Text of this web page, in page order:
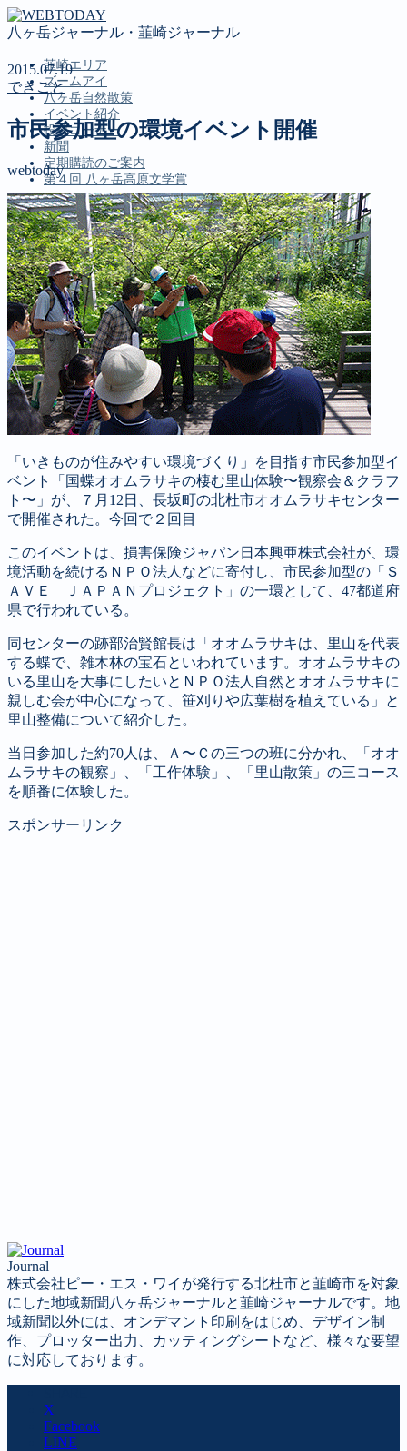
八ヶ岳ジャーナル・韮崎ジャーナル
韮崎エリア
ズームアイ
八ヶ岳自然散策
イベント紹介
投稿コーナー
新聞
定期購読のご案内
第４回 八ヶ岳高原文学賞
MENU
韮崎エリア
ズームアイ
八ヶ岳自然散策
イベント紹介
投稿コーナー
新聞
定期購読のご案内
第４回 八ヶ岳高原文学賞
2015.07.19
できごと
市民参加型の環境イベント開催
webtoday
「いきものが住みやすい環境づくり」を目指す市民参加型イ
ベント「国蝶オオムラサキの棲む里山体験〜観察会＆クラフ
ト〜」が、７月12日、長坂町の北杜市オオムラサキセンター
で開催された。今回で２回目
このイベントは、損害保険ジャパン日本興亜株式会社が、環
境活動を続けるＮＰＯ法人などに寄付し、市民参加型の「Ｓ
ＡＶＥ ＪＡＰＡＮプロジェクト」の一環として、47都道府
県で行われている。
同センターの跡部治賢館長は「オオムラサキは、里山を代表
する蝶で、雑木林の宝石といわれています。オオムラサキの
いる里山を大事にしたいとＮＰＯ法人自然とオオムラサキに
親しむ会が中心になって、笹刈りや広葉樹を植えている」と
里山整備について紹介した。
当日参加した約70人は、Ａ〜Ｃの三つの班に分かれ、「オオ
ムラサキの観察」、「工作体験」、「里山散策」の三コース
を順番に体験した。
スポンサーリンク
Journal
株式会社ピー・エス・ワイが発行する北杜市と韮崎市を対象
にした地域新聞八ヶ岳ジャーナルと韮崎ジャーナルです。地
域新聞以外には、オンデマント印刷をはじめ、デザイン制
作、プロッター出力、カッティングシートなど、様々な要望
に対応しております。
X
Facebook
LINE